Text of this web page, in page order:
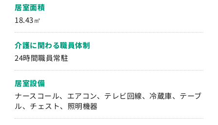
居室面積
18.43㎡
介護に関わる職員体制
24時間職員常駐
居室設備
ナースコール、エアコン、テレビ回線、冷蔵庫、テーブ
ル、チェスト、照明機器